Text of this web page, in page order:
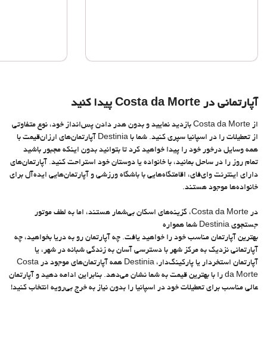
آپارتمانی در Costa da Morte پیدا کنید
از Costa da Morte بازدید نمایید و بدون هدر دادن پس‌انداز خود، نوع متفاوتی
از تعطیلات را در اسپانیا سپری کنید. شما با Destinia آپارتمان‌های ارزان‌قیمت با
همه وسایل درخور خود را پیدا خواهید کرد تا بتوانید بدون اینکه مجبور باشید
تمام روز را در ساحل بمانید، با خانواده یا دوستان خود استراحت کنید. آپارتمان‌های
دارای اینترنت وای‌فای، اقامتگاه‌هایی با باشگاه ورزشی و آپارتمان‌هایی ایده‌آل برای
خانواده‌ها موجود هستند.
در Costa da Morte، گزینه‌های اسکان بی‌شمار هستند، اما به لطف موتور
جستجوی Destinia شما همواره
بهترین آپارتمان مناسب خود را خواهید یافت. چه آپارتمان رو به دریا بخواهید، چه
آپارتمانی نزدیک به مرکز شهر با دسترسی آسان به زندگی شبانه در شهر، یا
آپارتمان استخردار یا پارکینگ‌دار، Destinia همه آپارتمان‌های موجود در Costa
da Morte را با بهترین قیمت به شما نشان می‌دهد. بنابراین ادامه دهید و آپارتمان
عالی مناسب برای تعطیلات خود در اسپانیا را بدون نیاز به خرج‌ بی‌رویه انتخاب کنید!